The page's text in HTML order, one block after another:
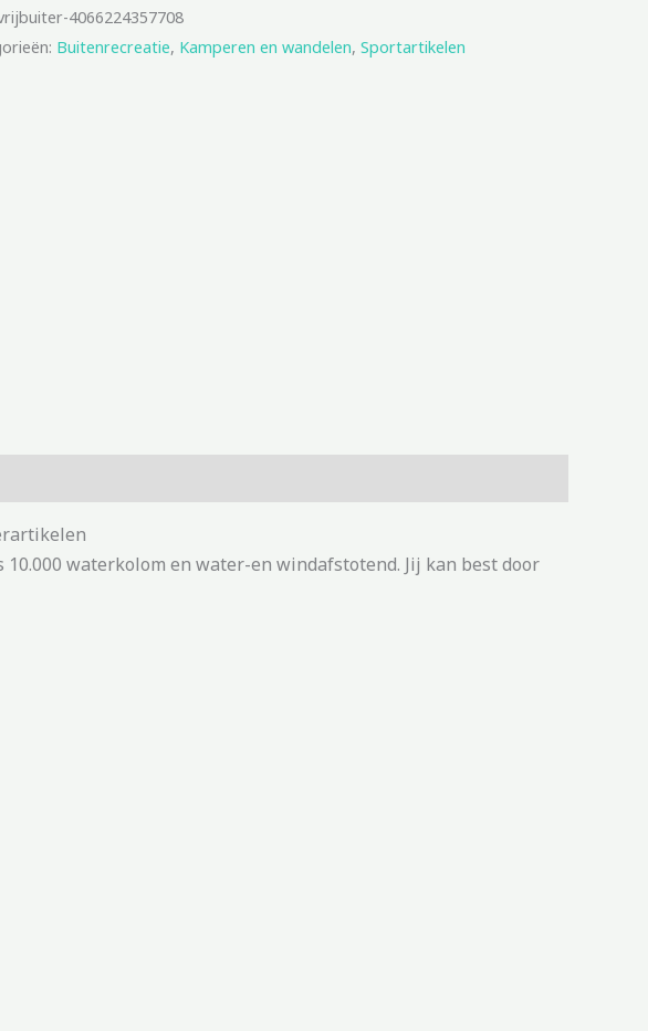
4066224357708
Buitenrecreatie, Kamperen en wandelen, Sportartikelen
waterkolom en water-en windafstotend. Jij kan best door